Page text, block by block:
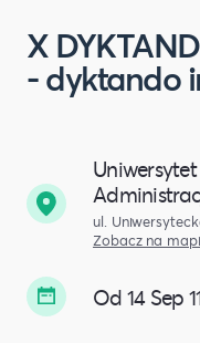
X
- dyktando
ul.
Zobacz na
Od 14 Sep